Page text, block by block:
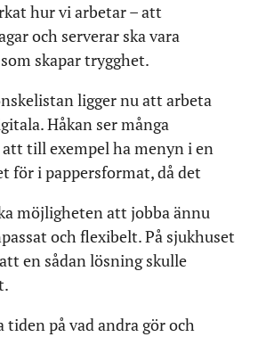
hur vi arbetar – att
och serverar ska vara
skapar trygghet.
ligger nu att arbeta
Håkan ser många
till exempel ha menyn i en
för i pappersformat, då det
möjligheten att jobba ännu
och flexibelt. På sjukhuset
en sådan lösning skulle
tiden på vad andra gör och